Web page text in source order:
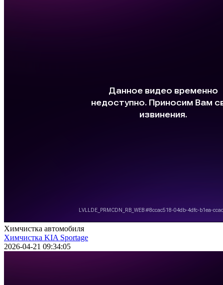
Химчистка автомобиля
Химчистка KIA Sportage
2026-04-21 09:34:05